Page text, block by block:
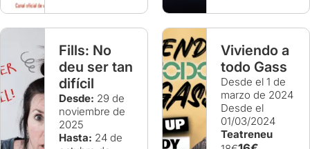
Fills: No
deu ser tan
difícil
Desde: 29 de
noviembre de
2025
Hasta: 24 de
Viviendo a
todo Gass
Desde el 1 de
marzo de 2024
Desde el
01/03/2024
Teatreneu